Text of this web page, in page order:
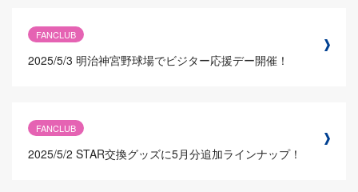
FANCLUB
2025/5/3 明治神宮野球場でビジター応援デー開催！
FANCLUB
2025/5/2 STAR交換グッズに5月分追加ラインナップ！